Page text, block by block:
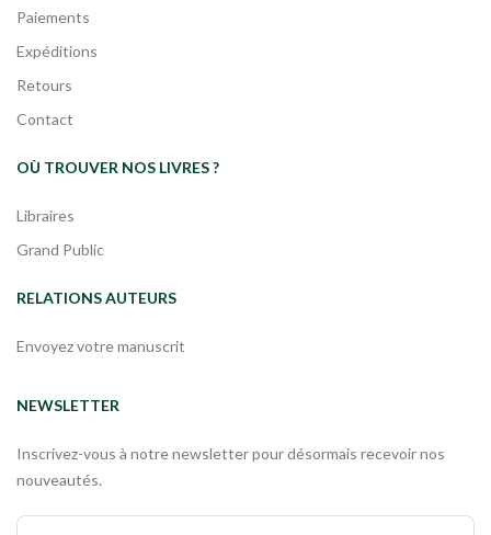
Paiements
Expéditions
Retours
Contact
OÙ TROUVER NOS LIVRES ?
Libraires
Grand Public
RELATIONS AUTEURS
Envoyez votre manuscrit
NEWSLETTER
Inscrivez-vous à notre newsletter pour désormais recevoir nos
nouveautés.